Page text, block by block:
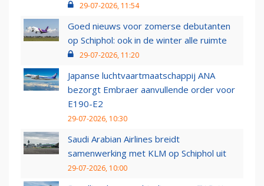
29-07-2026, 11:54
Goed nieuws voor zomerse debutanten
op Schiphol: ook in de winter alle ruimte
29-07-2026, 11:20
Japanse luchtvaartmaatschappij ANA
bezorgt Embraer aanvullende order voor
E190-E2
29-07-2026, 10:30
Saudi Arabian Airlines breidt
samenwerking met KLM op Schiphol uit
29-07-2026, 10:00